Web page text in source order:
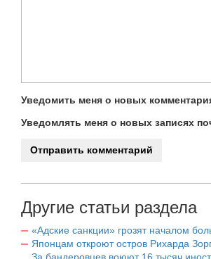
Уведомить меня о новых
Уведомлять меня о новых записях
Другие статьи раздела
«Адские санкции» грозят началом
Японцам откроют остров Рихарда